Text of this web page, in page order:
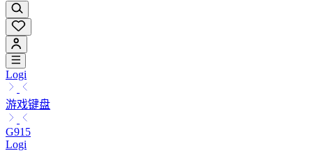
Logi
游戏键盘
G915
Logi